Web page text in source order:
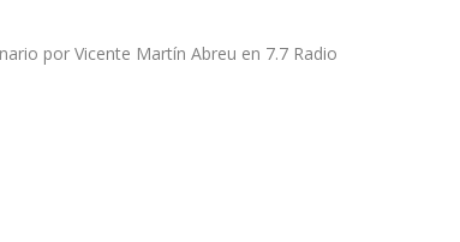
por Vicente Martín Abreu en 7.7 Radio